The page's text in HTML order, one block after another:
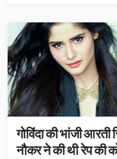
गोविंदा की भांजी
नौकर ने की थी रेप की